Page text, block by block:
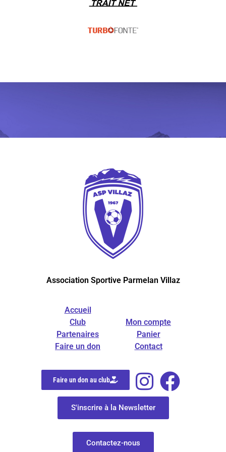
Association Sportive Parmelan Villaz
Accueil
Club
Partenaires
Faire un don
Mon compte
Panier
Contact
Faire un don au club
S'inscrire à la Newsletter
Contactez-nous